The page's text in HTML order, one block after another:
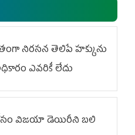
నిరసన తెలిపే హక్కును
ఎవరికీ లేదు
విజయా డెయిరీని బలి